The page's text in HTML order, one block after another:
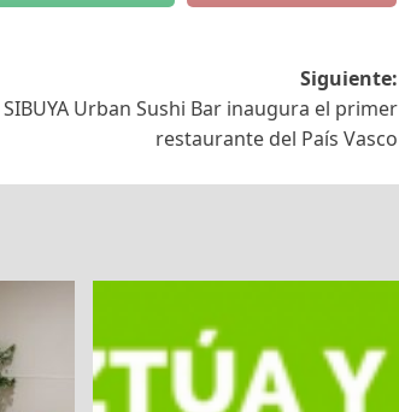
Siguiente:
SIBUYA Urban Sushi Bar inaugura el primer
restaurante del País Vasco